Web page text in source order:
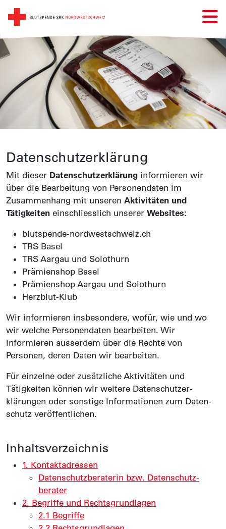
Zum Hauptinhalt
Daten­schutz­erklärung
Mit dieser Daten­schutz­erklärung informieren wir
über die Bearbeitung von Personen­daten im
Zusammen­hang mit unseren Aktivitäten und
Tätigkeiten einschliesslich unserer Websites:
blutspende-nordwestschweiz.ch
TRS Basel
TRS Aargau und Solothurn
Prämienshop Basel
Prämienshop Aargau und Solothurn
Herzblut-Klub
Wir informieren insbesondere, wofür, wie und wo
wir welche Personen­daten bearbeiten. Wir
informieren ausserdem über die Rechte von
Personen, deren Daten wir bearbeiten.
Für einzelne oder zusätzliche Aktivitäten und
Tätigkeiten können wir weitere Daten­schutzer­
klärungen oder sonstige Informationen zum Daten­
schutz veröffentlichen.
Inhalts­verzeichnis
1. Kontakt­adressen
Daten­schutz­beraterin bzw. Daten­schutz­
berater
2. Begriffe und Rechts­grundlagen
2.1 Begriffe